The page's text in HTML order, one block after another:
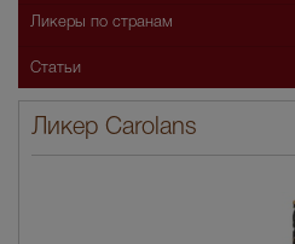
Ликер Carolans
Ликеры по странам
Статьи